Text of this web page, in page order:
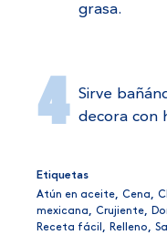
grasa.
Sirve
decora con
Etiquetas
Atún en aceite,Cena,
mexicana,Crujiente,
Receta fácil , Relleno,